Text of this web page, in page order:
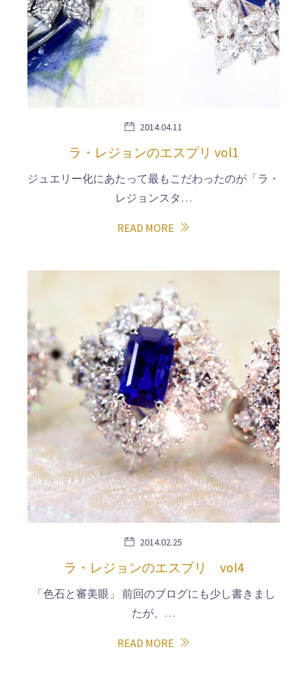
2014.04.11
ラ・レジョンのエスプリ vol1
ジュエリー化にあたって最もこだわったのが「ラ・
レジョンスタ…
READ MORE
2014.02.25
ラ・レジョンのエスプリ vol4
「色石と審美眼」 前回のブログにも少し書きまし
たが、…
READ MORE